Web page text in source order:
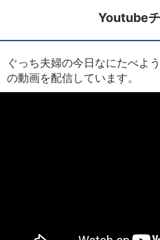
Youtube
ぐっち夫婦の今日なにたべよ
の動画を配信しています。